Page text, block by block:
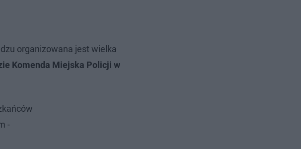
organizowana jest wielka
Komenda Miejska Policji w
-